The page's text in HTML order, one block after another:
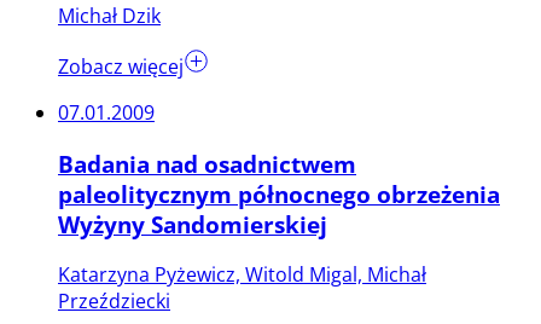
Michał Dzik
Zobacz więcej
07.01.2009
Badania nad osadnictwem
paleolitycznym północnego obrzeżenia
Wyżyny Sandomierskiej
Katarzyna Pyżewicz, Witold Migal, Michał
Przeździecki